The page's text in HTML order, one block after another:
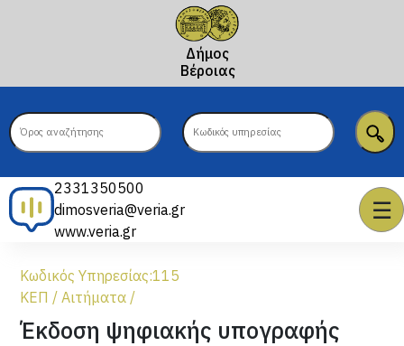
Δήμος
Βέροιας
2331350500
dimosveria@veria.gr
www.veria.gr
☰
Κωδικός Υπηρεσίας:115
ΚΕΠ/Αιτήματα/
Έκδοση ψηφιακής υπογραφής